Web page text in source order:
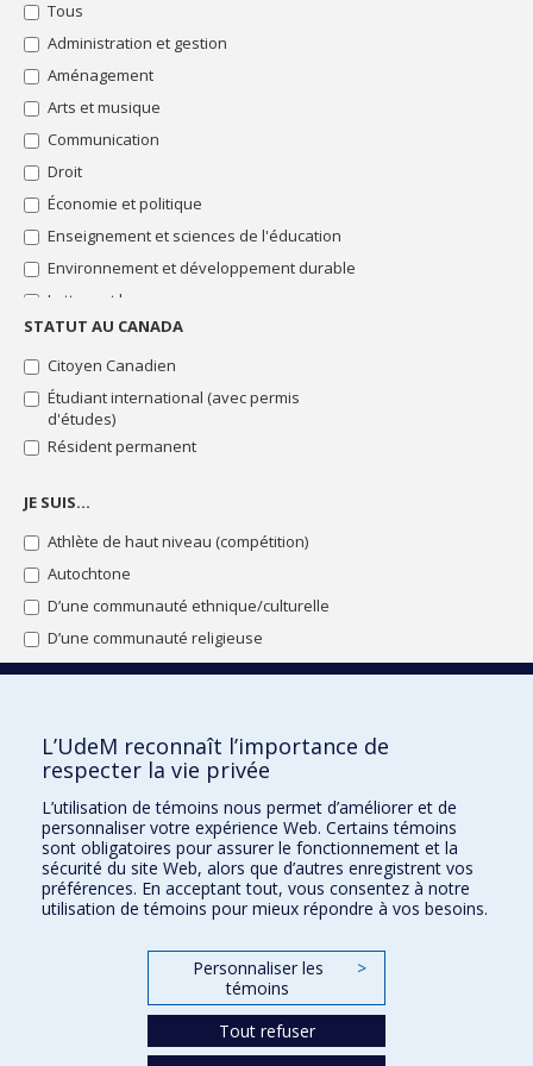
thèse"
Bourses
"Soutien
financier"
Bourses
"Stage"
Bourses
particulière"
Toutes
bourses
Tous
Administration et gestion
Aménagement
Arts et musique
Communication
Droit
Économie et politique
Enseignement et sciences de l'éducation
Environnement et développement durable
Lettres et langues
Sciences de la santé
Sciences de la vie
Sciences humaines
Sciences pures et sciences appliquées
Sciences sociales
Sciences sociales : intervention
communications
Théologie et sciences des religions
STATUT AU CANADA
Citoyen Canadien
Étudiant international (avec permis
d'études)
Résident permanent
JE SUIS…
Athlète de haut niveau (compétition)
Autochtone
D’une communauté ethnique/culturelle
D’une communauté religieuse
De la communauté LGBTQ+
En situation de handicap
En situation familiale particulière
Enceinte et inscrite au doctorat
Inscrit à la Faculté de l'apprentissage
continu (FAC)
Originaire d’un autre pays
Originaire d’une autre province canadienne
Lancer la recherche
L’UdeM reconnaît l’importance de
respecter la vie privée
L’utilisation de témoins nous permet d’améliorer et de
personnaliser votre expérience Web. Certains témoins
sont obligatoires pour assurer le fonctionnement et la
sécurité du site Web, alors que d’autres enregistrent vos
préférences. En acceptant tout, vous consentez à notre
utilisation de témoins pour mieux répondre à vos besoins.
Personnaliser les
témoins
>
Tout refuser